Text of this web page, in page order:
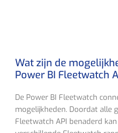
Wat zijn de
Power BI Fleetwatch
De Power BI Fleetwatch
mogelijkheden. Doordat alle
Fleetwatch API benaderd